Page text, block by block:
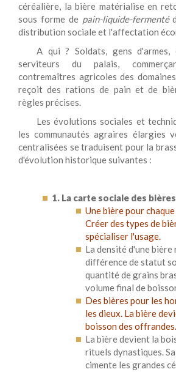
céréalière, la bière matérialise en
sous forme de pain-liquide-fermenté
distribution sociale et l'affectation
A qui ? Soldats, gens
serviteurs du palais,
contremaîtres agricoles des
reçoit des rations de pain et de
règles précises.
Les évolutions sociales et
les communautés agraires élargies
centralisées se traduisent pour la
d'évolution historique suivantes :
1. La carte sociale des bières
Une bière pour
Créer des types de
spécialiser l'usage.
La densité d'une
différence de statut
quantité de grains
volume final de
Des bières pour les
les dieux. La bière
boisson des offrandes.
La bière devient la
rituels dynastiques.
cimente les grandes